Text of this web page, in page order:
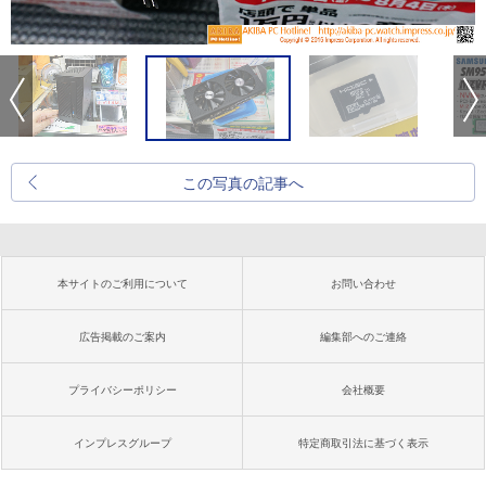
この写真の記事へ
本サイトのご利用について お問い合わせ
広告掲載のご案内 編集部へのご連絡
プライバシーポリシー 会社概要
インプレスグループ 特定商取引法に基づく表示